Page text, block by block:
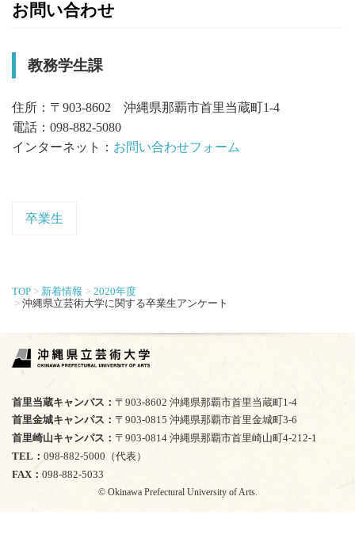
お問い合わせ
教務学生課
住所：〒903-8602 沖縄県那覇市首里当蔵町1-4
電話：098-882-5080
インターネット： お問い合わせフォーム
卒業生
TOP 新着情報
2020年度
沖縄県立芸術大学に関する卒業生アンケート
TEL
098-882-5000（代表）
FAX
098-882-5033
© Okinawa Prefectural University of Arts.
首里当蔵キャンパス
〒903-8602 沖縄県那覇市首里当蔵町1-4
首里金城キャンパス
〒903-0815 沖縄県那覇市首里金城町3-6
首里崎山キャンパス
〒903-0814 沖縄県那覇市首里崎山町4-212-1